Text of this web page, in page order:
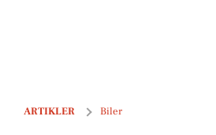
ARTIKLER Biler
De billigste biler i Randbøl - Priser